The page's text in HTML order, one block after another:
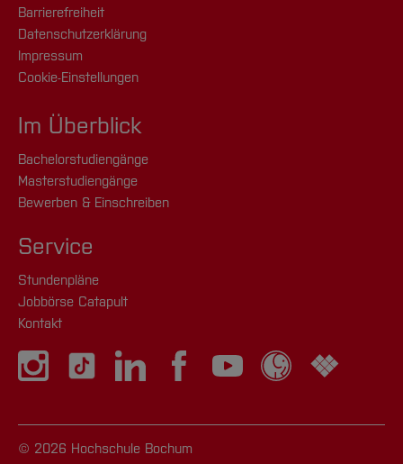
Barrierefreiheit
Datenschutzerklärung
Impressum
Cookie-Einstellungen
Im Überblick
Bachelorstudiengänge
Masterstudiengänge
Bewerben & Einschreiben
Service
Stundenpläne
Jobbörse Catapult
Kontakt
© 2026 Hochschule Bochum